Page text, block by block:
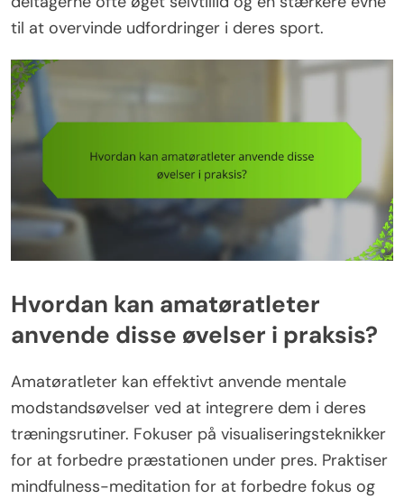
til at overvinde udfordringer i deres sport.
Hvordan kan amatøratleter
anvende disse øvelser i praksis?
Amatøratleter kan effektivt anvende mentale
modstandsøvelser ved at integrere dem i deres
træningsrutiner. Fokuser på visualiseringsteknikker
for at forbedre præstationen under pres. Praktiser
mindfulness-meditation for at forbedre fokus og